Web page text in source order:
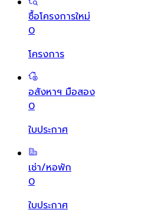
ซื้อโครงการใหม่
0
โครงการ
อสังหาฯ มือสอง
0
ใบประกาศ
เช่า/หอพัก
0
ใบประกาศ